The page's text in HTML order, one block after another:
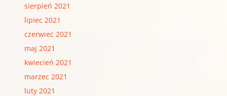
sierpień 2021
lipiec 2021
czerwiec 2021
maj 2021
kwiecień 2021
marzec 2021
luty 2021